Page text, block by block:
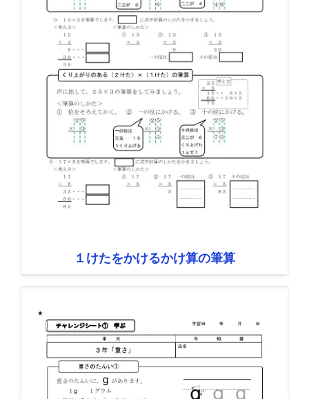
１けたをかけるかけ算の筆算